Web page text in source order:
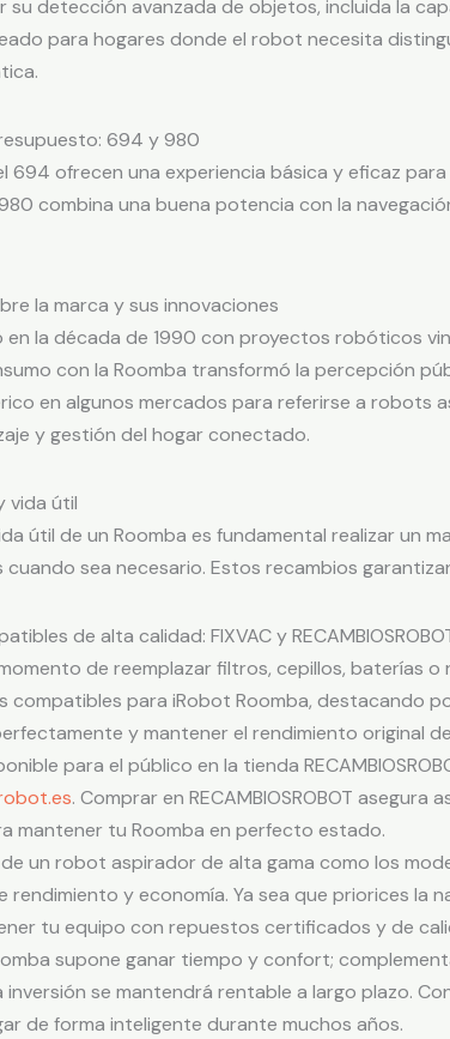
su detección avanzada de objetos, incluida la
para hogares donde el robot necesita
694 y 980
694 ofrecen una experiencia básica y eficaz
combina una buena potencia con la
la marca y sus innovaciones
la década de 1990 con proyectos robóticos
con la Roomba transformó la percepción
en algunos mercados para referirse a robots
y gestión del hogar conectado.
vida útil
útil de un Roomba es fundamental realizar un
sea necesario. Estos recambios
de alta calidad: FIXVAC y
de reemplazar filtros, cepillos, baterías o
compatibles para iRobot Roomba, destacando
y mantener el rendimiento original
para el público en la tienda
. Comprar en RECAMBIOSROBOT
mantener tu Roomba en perfecto estado.
un robot aspirador de alta gama como los
rendimiento y economía. Ya sea que priorices la
tu equipo con repuestos certificados y de
supone ganar tiempo y confort;
inversión se mantendrá rentable a largo plazo.
de forma inteligente durante muchos años.